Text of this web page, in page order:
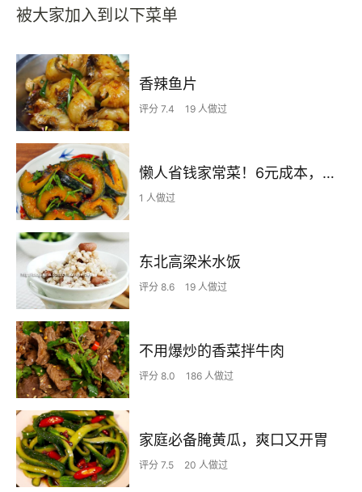
被大家加入到以下菜单
香辣鱼片
评分 7.4 19 人做过
懒人省钱家常菜！6元成本，软糯香浓配米饭绝了~
1 人做过
东北高梁米水饭
评分 8.6 19 人做过
不用爆炒的香菜拌牛肉
评分 8.0 186 人做过
家庭必备腌黄瓜，爽口又开胃
评分 7.5 20 人做过